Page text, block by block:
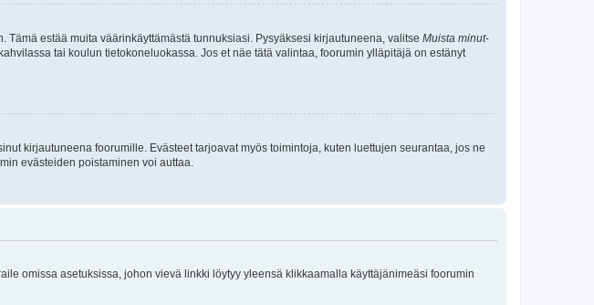
estää muita väärinkäyttämästä tunnuksiasi. Pysyäksesi kirjautuneena, valitse Muista minut-
tai koulun tietokoneluokassa. Jos et näe tätä valintaa, foorumin ylläpitäjä on estänyt
kirjautuneena foorumille. Evästeet tarjoavat myös toimintoja, kuten luettujen seurantaa, jos ne
evästeiden poistaminen voi auttaa.
omissa asetuksissa, johon vievä linkki löytyy yleensä klikkaamalla käyttäjänimeäsi foorumin